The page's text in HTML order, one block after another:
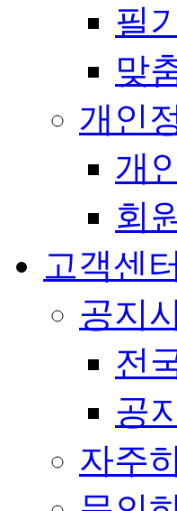
필
맞
개인
개
회
고객센터
공지
전
공
자주